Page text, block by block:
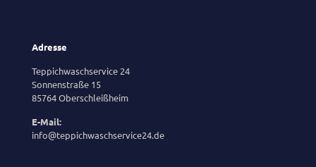
Adresse
Teppichwaschservice 24
Sonnenstraße 15
85764 Oberschleißheim
E-Mail:
info@teppichwaschservice24.de